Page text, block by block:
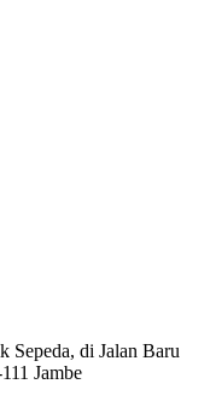
Sepeda, di Jalan Baru
Jambe